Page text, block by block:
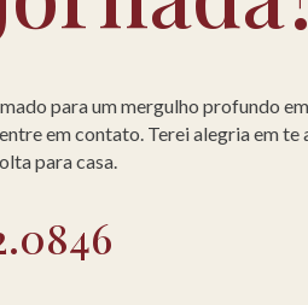
para um mergulho profundo
em contato. Terei alegria em te
para casa.